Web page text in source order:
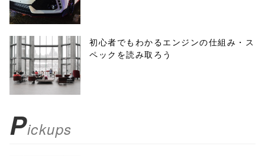
初心者でもわかるエンジンの仕組み・ス
ペックを読み取ろう
Pickups